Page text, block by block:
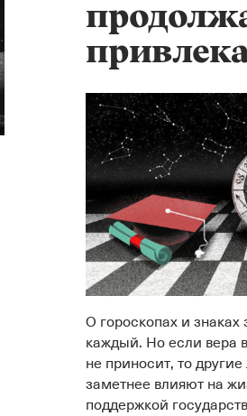
О гороскопах и
каждый. Но если вера
не приносит, то
заметнее влияют на
поддержкой